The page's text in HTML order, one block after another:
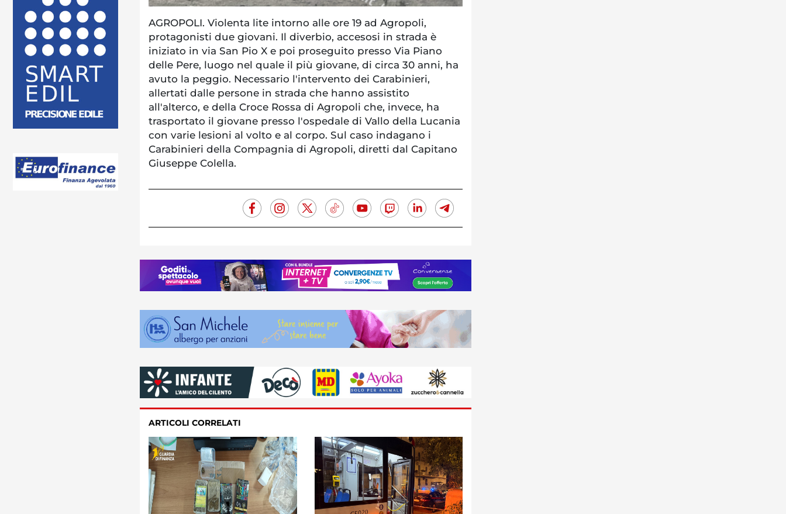
AGROPOLI. Violenta lite intorno alle ore 19 ad Agropoli,
protagonisti due giovani. Il diverbio, accesosi in strada è
iniziato in via San Pio X e poi proseguito presso Via Piano
delle Pere, luogo nel quale il più giovane, di circa 30 anni, ha
avuto la peggio. Necessario l'intervento dei Carabinieri,
allertati dalle persone in strada che hanno assistito
all'alterco, e della Croce Rossa di Agropoli che, invece, ha
trasportato il giovane presso l'ospedale di Vallo della Lucania
con varie lesioni al volto e al corpo. Sul caso indagano i
Carabinieri della Compagnia di Agropoli, diretti dal Capitano
Giuseppe Colella.
ARTICOLI CORRELATI